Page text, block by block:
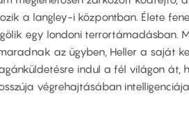
a langley-i központban. Élete
egy londoni terrortámadásban.
az ügyben, Heller a saját
indul a fél világon át,
végrehajtásában